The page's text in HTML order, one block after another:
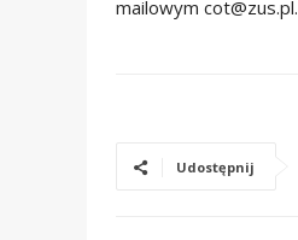
mailowym cot@zus.pl.
Udostępnij